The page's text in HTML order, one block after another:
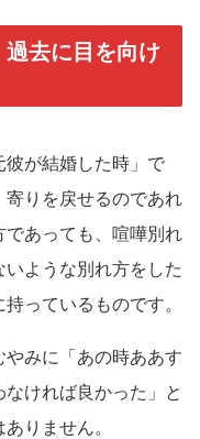
去に目を向け
彼が結婚した時」で
りを戻せるのであれ
あっても、喧嘩別れ
ような別れ方をした
っているものです。
やみに「あの時ああす
ければ良かった」と
りません。